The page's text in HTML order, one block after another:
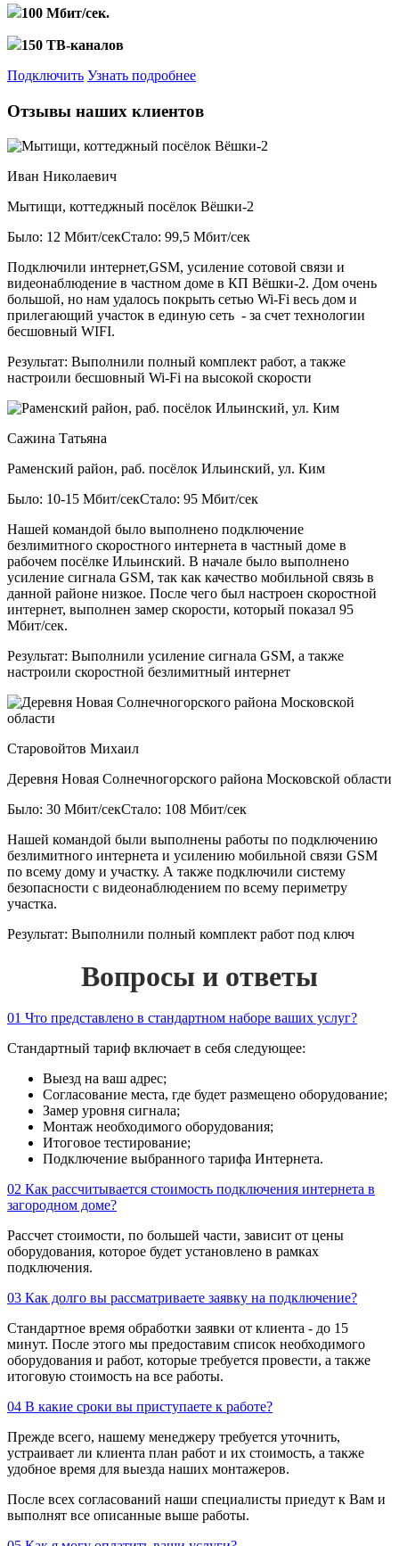
100 Мбит/сек.
150 ТВ-каналов
Подключить Узнать подробнее
Отзывы наших клиентов
Иван Николаевич
Мытищи, коттеджный посёлок Вёшки-2
Было: 12 Мбит/секСтало: 99,5 Мбит/сек
Подключили интернет,GSM, усиление сотовой связи и
видеонаблюдение в частном доме в КП Вёшки-2. Дом очень
большой, но нам удалось покрыть сетью Wi-Fi весь дом и
прилегающий участок в единую сеть - за счет технологии
бесшовный WIFI.
Результат: Выполнили полный комплект работ, а также
настроили бесшовный Wi-Fi на высокой скорости
Сажина Татьяна
Раменский район, раб. посёлок Ильинский, ул. Ким
Было: 10-15 Мбит/секСтало: 95 Мбит/сек
Нашей командой было выполнено подключение
безлимитного скоростного интернета в частный доме в
рабочем посёлке Ильинский. В начале было выполнено
усиление сигнала GSM, так как качество мобильной связь в
данной районе низкое. После чего был настроен скоростной
интернет, выполнен замер скорости, который показал 95
Мбит/сек.
Результат: Выполнили усиление сигнала GSM, а также
настроили скоростной безлимитный интернет
Старовойтов Михаил
Деревня Новая Солнечногорского района Московской области
Было: 30 Мбит/секСтало: 108 Мбит/сек
Нашей командой были выполнены работы по подключению
безлимитного интернета и усилению мобильной связи GSM
по всему дому и участку. А также подключили систему
безопасности с видеонаблюдением по всему периметру
участка.
Результат: Выполнили полный комплект работ под ключ
Вопросы и ответы
01 Что представлено в стандартном наборе ваших услуг?
Стандартный тариф включает в себя следующее:
Выезд на ваш адрес;
Согласование места, где будет размещено оборудование;
Замер уровня сигнала;
Монтаж необходимого оборудования;
Итоговое тестирование;
Подключение выбранного тарифа Интернета.
02 Как рассчитывается стоимость подключения интернета в
загородном доме?
Рассчет стоимости, по большей части, зависит от цены
оборудования, которое будет установлено в рамках
подключения.
03 Как долго вы рассматриваете заявку на подключение?
Стандартное время обработки заявки от клиента - до 15
минут. После этого мы предоставим список необходимого
оборудования и работ, которые требуется провести, а также
итоговую стоимость на все работы.
04 В какие сроки вы приступаете к работе?
Прежде всего, нашему менеджеру требуется уточнить,
устраивает ли клиента план работ и их стоимость, а также
удобное время для выезда наших монтажеров.
После всех согласований наши специалисты приедут к Вам и
выполнят все описанные выше работы.